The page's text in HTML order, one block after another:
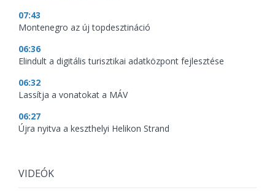
07:43
Montenegro az új topdesztináció
06:36
Elindult a digitális turisztikai adatközpont fejlesztése
06:32
Lassítja a vonatokat a MÁV
06:27
Újra nyitva a keszthelyi Helikon Strand
VIDEÓK